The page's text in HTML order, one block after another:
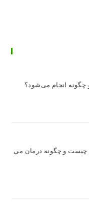
چگونه انجام می‌شود؟
چیست و چگونه درمان می